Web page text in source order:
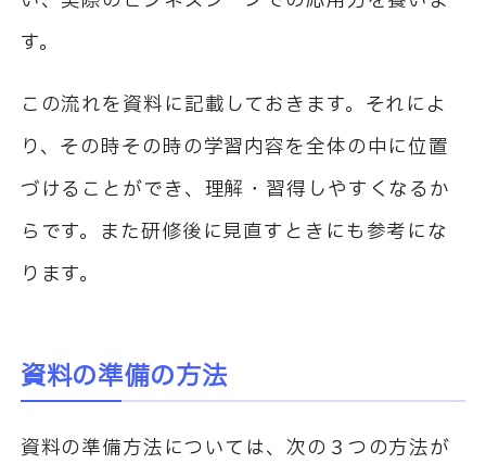
す。
この流れを資料に記載しておきます。それによ
り、その時その時の学習内容を全体の中に位置
づけることができ、理解・習得しやすくなるか
らです。また研修後に見直すときにも参考にな
ります。
資料の準備の方法
資料の準備方法については、次の３つの方法が